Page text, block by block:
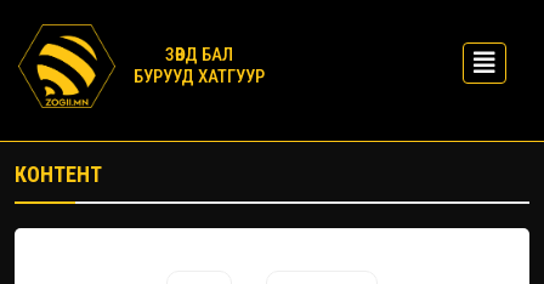
ЗӨВД БАЛ
БУРУУД ХАТГУУР
КОНТЕНТ